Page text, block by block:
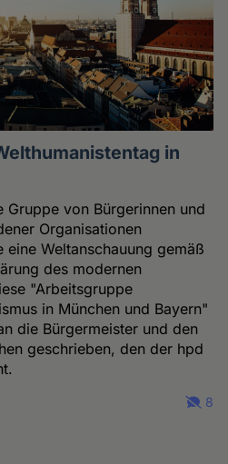
in
Gruppe von Bürgerinnen und
Organisationen
Weltanschauung gemäß
des modernen
"Arbeitsgruppe
in München und Bayern"
die Bürgermeister und den
geschrieben, den der hpd
8